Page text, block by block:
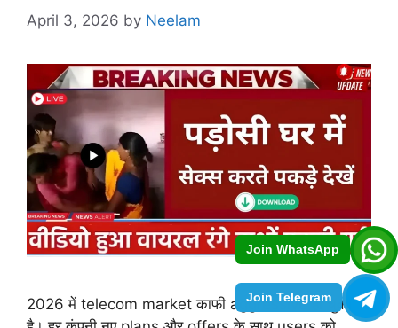
Join WhatsApp
Join Telegram
April 3, 2026 by Neelam
2026 में telecom market काफी aggressive हो चुका